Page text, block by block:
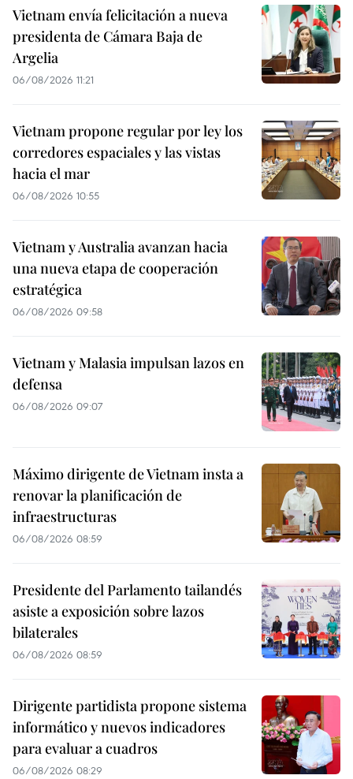
Vietnam envía felicitación a nueva
presidenta de Cámara Baja de
Argelia
06/08/2026 11:21
Vietnam propone regular por ley los
corredores espaciales y las vistas
hacia el mar
06/08/2026 10:55
Vietnam y Australia avanzan hacia
una nueva etapa de cooperación
estratégica
06/08/2026 09:58
Vietnam y Malasia impulsan lazos en
defensa
06/08/2026 09:07
Máximo dirigente de Vietnam insta a
renovar la planificación de
infraestructuras
06/08/2026 08:59
Presidente del Parlamento tailandés
asiste a exposición sobre lazos
bilaterales
06/08/2026 08:59
Dirigente partidista propone sistema
informático y nuevos indicadores
para evaluar a cuadros
06/08/2026 08:29